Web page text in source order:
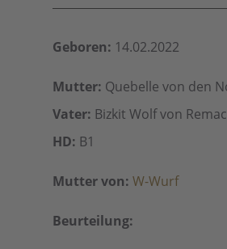
Geboren: 14.02.2022
Mutter: Quebelle von den
Vater: Bizkit Wolf von
HD: B1
Mutter von: W-Wurf
Beurteilung: